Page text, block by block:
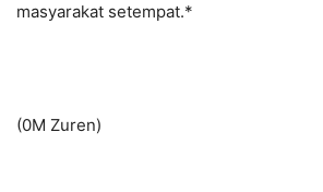
masyarakat setempat.*
(0M Zuren)